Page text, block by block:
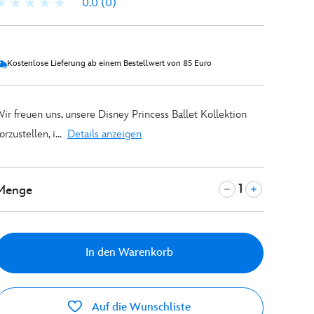
0.0 (0)
Kostenlose Lieferung ab einem Bestellwert von 85 Euro
freuen uns, unsere Disney Princess Ballet Kollektion
i... Details anzeigen
In den Warenkorb
Auf die Wunschliste